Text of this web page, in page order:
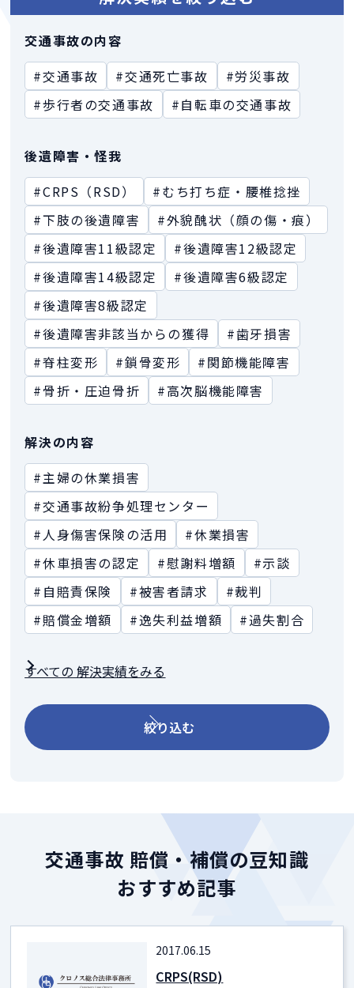
交通事故の内容
#交通事故
#交通死亡事故
#労災事故
#歩行者の交通事故
#自転車の交通事故
後遺障害・怪我
#CRPS（RSD）
#むち打ち症・腰椎捻挫
#下肢の後遺障害
#外貌醜状（顔の傷・痕）
#後遺障害11級認定
#後遺障害12級認定
#後遺障害14級認定
#後遺障害6級認定
#後遺障害8級認定
#後遺障害非該当からの獲得
#歯牙損害
#脊柱変形
#鎖骨変形
#関節機能障害
#骨折・圧迫骨折
#高次脳機能障害
解決の内容
#主婦の休業損害
#交通事故紛争処理センター
#人身傷害保険の活用
#休業損害
#休車損害の認定
#慰謝料増額
#示談
#自賠責保険
#被害者請求
#裁判
#賠償金増額
#逸失利益増額 #過失割合
すべての 解決実績をみる
絞り込む
交通事故 賠償・補償の豆知識
おすすめ記事
2017.06.15
CRPS(RSD)